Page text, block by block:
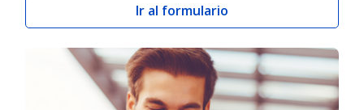
Ir al formulario